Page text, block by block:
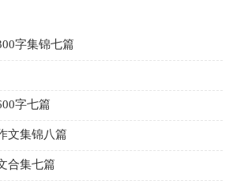
字集锦七篇
字七篇
文集锦八篇
合集七篇